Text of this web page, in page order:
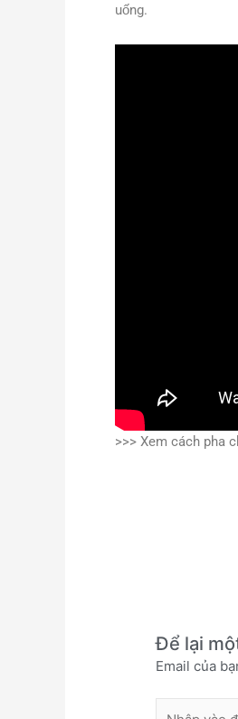
uống.
>>> Xem cách pha
Để lại
Email của